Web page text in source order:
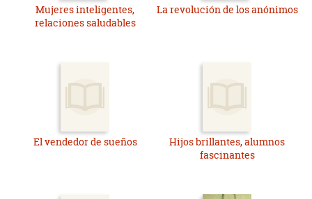
Mujeres inteligentes,
relaciones saludables
La revolución de los anónimos
El vendedor de sueños
Hijos brillantes, alumnos
fascinantes